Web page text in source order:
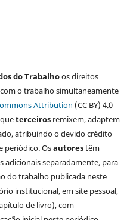
do Trabalhoos direitos
o trabalho simultaneamente
Attribution (CC BY) 4.0
terceirosremixem, adaptem
atribuindo o devido crédito
periódico. Osautorestêm
adicionais separadamente, para
do trabalho publicada neste
institucional, em site pessoal,
de livro), com